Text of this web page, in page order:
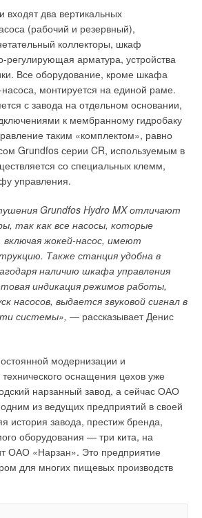
входят два вертикальных
(рабочий и резервный),
коллекторы, шкаф
регулирующая арматура, устройства
Все оборудование, кроме шкафа
монтируется на единой раме.
с завода на отдельном основании,
к мембранному гидробаку
таким «комплектом», равно
Grundfos серии CR, используемым в
со специальных клемм,
управления.
Grundfos Hydro MX отличают
так как все насосы, которые
включая жокей-насос, имеют
Также станция удобна в
наличию шкафа управления
индикация режимов работы,
насосов, выдается звуковой сигнал в
системы», — рассказывает Денис
модернизации и
оснащения цехов уже
нарзанный завод, а сейчас ОАО
из ведущих предприятий в своей
история завода, престиж бренда,
оборудования — три кита, на
ОАО «Нарзан». Это предприятие
для многих пищевых производств
из покупателей группы,
покупательскую способность и
не смогут перепродать
монополиста трубы. Такая
как правило, поставщикам (в
труб, которые практически
с одного рынка на другой
их транспортировки)
при сравнительно высоких ценах,
меньшее влияние на спрос, чем
труб (качество, новизна,
выпуск наукоемкой
свойств труб, придание им
создание новых конструкций, не
обновление свойств, являющихся
комплекса услуг,
(демонстрация, предложение
и дополнительных услуг,
срока). Важным фактором
являются экономичность и
труб с качеством, указанным в
новейшей погрузочно-
и мобильных транспортных средств.
отечественным поставщикам —
труб срываются, договоры и
медленно и порой безграмотно, а
большими проволочками и с неполным
Создание мощной сбытовой сети и
труб,
законодательством